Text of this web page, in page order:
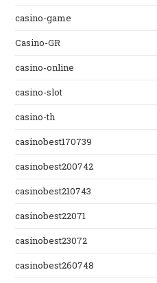
casino-game
Casino-GR
casino-online
casino-slot
casino-th
casinobest170739
casinobest200742
casinobest210743
casinobest22071
casinobest23072
casinobest260748